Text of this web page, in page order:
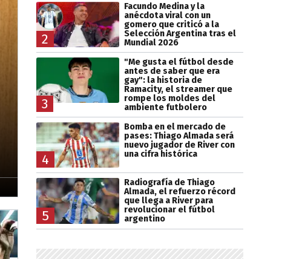
2
Facundo Medina y la
anécdota viral con un
gomero que criticó a la
Selección Argentina tras el
Mundial 2026
3
"Me gusta el fútbol desde
antes de saber que era
gay": la historia de
Ramacity, el streamer que
rompe los moldes del
ambiente futbolero
4
Bomba en el mercado de
pases: Thiago Almada será
nuevo jugador de River con
una cifra histórica
5
Radiografía de Thiago
Almada, el refuerzo récord
que llega a River para
revolucionar el fútbol
argentino